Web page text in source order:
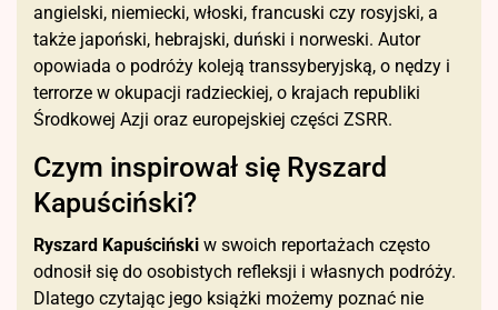
angielski, niemiecki, włoski, francuski czy rosyjski, a
także japoński, hebrajski, duński i norweski. Autor
opowiada o podróży koleją transsyberyjską, o nędzy i
terrorze w okupacji radzieckiej, o krajach republiki
Środkowej Azji oraz europejskiej części ZSRR.
Czym inspirował się Ryszard
Kapuściński?
Ryszard Kapuściński w swoich reportażach często
odnosił się do osobistych refleksji i własnych podróży.
Dlatego czytając jego książki możemy poznać nie